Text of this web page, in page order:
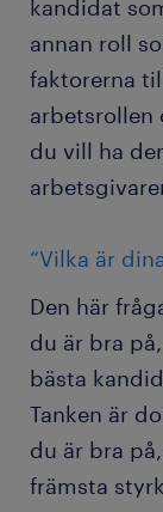
kandidat
annan roll
faktorerna
arbetsrollen
du vill ha
“Vilka är
Den här
du är bra
bästa
Tanken är
du är bra
främsta